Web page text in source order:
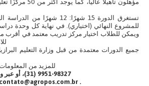
مؤهلون تأهيلاً
للمشروع النهائي (اختياري). في نهاية كل وحدة
ويمكن للطلاب اختيار مركز تدريب معتمد في أقرب
للمزيد من
9951-98327 (31)، أو عبر واتساب: 3111-98720 (31)
contato@agropos.com.br .